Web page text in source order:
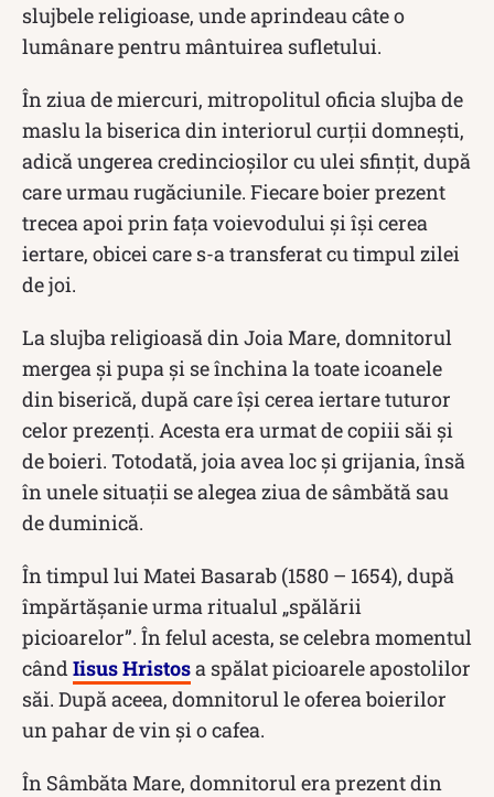
slujbele religioase, unde aprindeau câte o
lumânare pentru mântuirea sufletului.
În ziua de miercuri, mitropolitul oficia slujba de
maslu la biserica din interiorul curții domnești,
adică ungerea credincioșilor cu ulei sfințit, după
care urmau rugăciunile. Fiecare boier prezent
trecea apoi prin fața voievodului și își cerea
iertare, obicei care s-a transferat cu timpul zilei
de joi.
La slujba religioasă din Joia Mare, domnitorul
mergea și pupa și se închina la toate icoanele
din biserică, după care își cerea iertare tuturor
celor prezenți. Acesta era urmat de copiii săi și
de boieri. Totodată, joia avea loc și grijania, însă
în unele situații se alegea ziua de sâmbătă sau
de duminică.
În timpul lui Matei Basarab (1580 – 1654), după
împărtășanie urma ritualul „spălării
picioarelor”. În felul acesta, se celebra momentul
când Iisus Hristosa spălat picioarele apostolilor
săi. După aceea, domnitorul le oferea boierilor
un pahar de vin și o cafea.
În Sâmbăta Mare, domnitorul era prezent din